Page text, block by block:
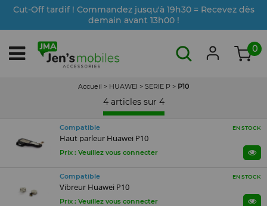
Cut-Off tardif ! Commandez jusqu'à 19h30 = Recevez dès
demain avant 13h00 !
0
Accueil > HUAWEI > SERIE P > P10
4 articles sur 4
Compatible EN STOCK
Haut parleur Huawei P10
Prix : Veuillez vous connecter
Compatible EN STOCK
Vibreur Huawei P10
Prix : Veuillez vous connecter